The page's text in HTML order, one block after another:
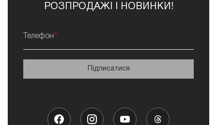
РОЗПРОДАЖІ І НОВИНКИ!
Телефон
Підписатися